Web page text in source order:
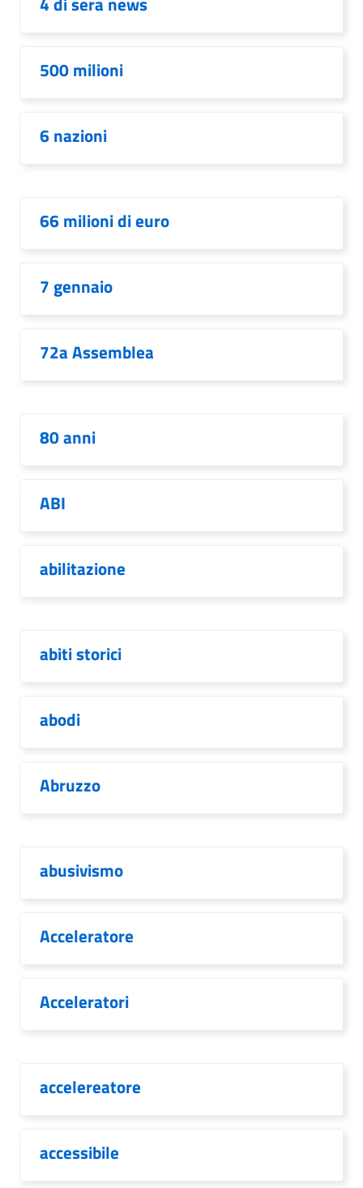
500 milioni
6 nazioni
66 milioni di euro
7 gennaio
72a Assemblea
80 anni
ABI
abilitazione
abiti storici
abodi
Abruzzo
abusivismo
Acceleratore
Acceleratori
accelereatore
accessibile